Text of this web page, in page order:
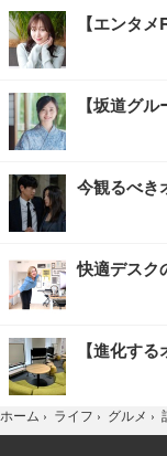
【エンタ
【坂道グ
今観るべき
快適デスク
【進化する
ホーム › ライフ › グルメ ›